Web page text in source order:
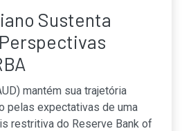
Sustenta
mantém sua trajetória
pelas expectativas de uma
restritiva do Reserve Bank of